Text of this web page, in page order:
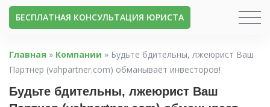
БЕСПЛАТНАЯ КОНСУЛЬТАЦИЯ ЮРИСТА
Главная » Компании » Будьте бдительны, лжеюрист Ваш
Партнер (vahpartner.com) обманывает инвесторов!
Будьте бдительны, лжеюрист Ваш